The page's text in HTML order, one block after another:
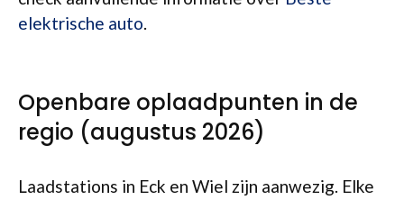
elektrische auto.
Openbare oplaadpunten in de
regio (augustus 2026)
Laadstations in Eck en Wiel zijn aanwezig. Elke